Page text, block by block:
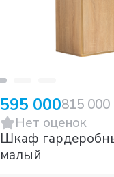
595 000815 000
Нет оценок
Шкаф
малый